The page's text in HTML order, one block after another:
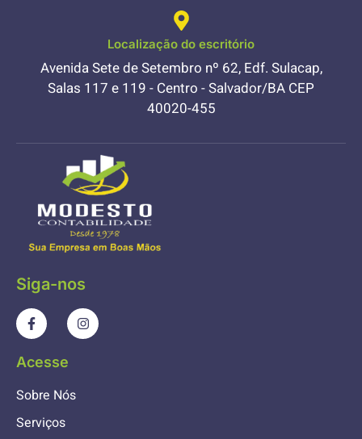
Localização do escritório
Avenida Sete de Setembro nº 62, Edf. Sulacap,
Salas 117 e 119 - Centro - Salvador/BA CEP
40020-455
Siga-nos
Acesse
Sobre Nós
Serviços